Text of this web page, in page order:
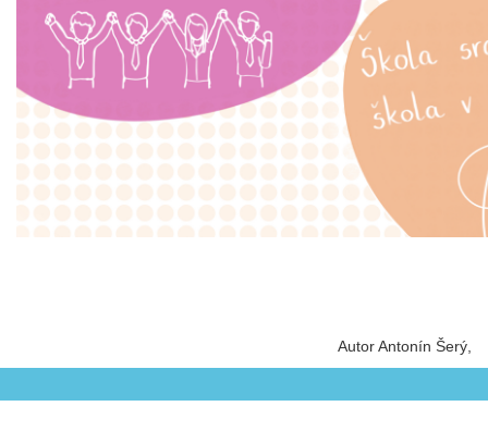
Autor Antonín Šerý